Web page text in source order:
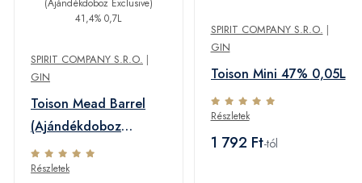
SPIRIT COMPANY S.R.O. |
GIN
Toison Mead Barrel
(Ajándékdoboz
Exclusive) 41,4% 0,7L
Részletek
SPIRIT COMPANY S.R.O. |
GIN
Toison Mini 47% 0,05L
Részletek
1 792 Ft-tól